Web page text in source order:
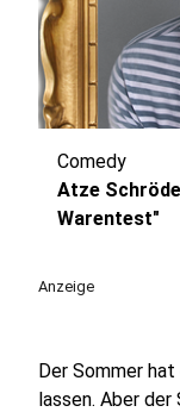
Comedy
Atze
Warentest"
Anzeige
Der Sommer
lassen. Aber der